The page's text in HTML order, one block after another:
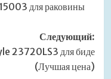
для раковины
Следующий:
23720LS3 для биде
(Лучшая цена)